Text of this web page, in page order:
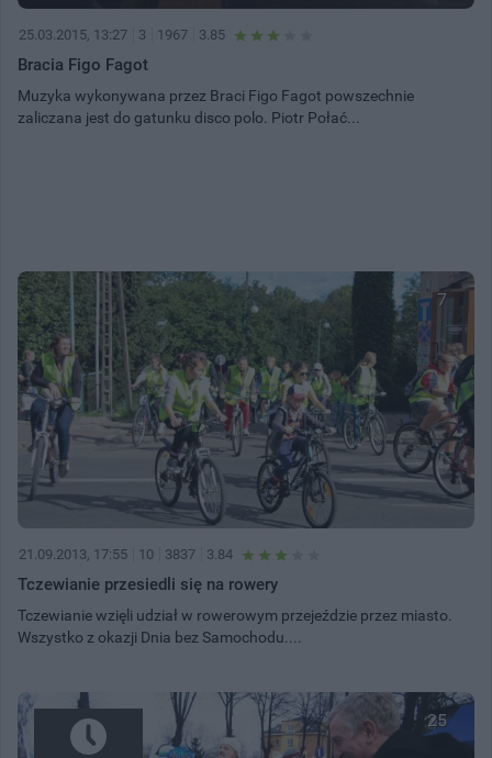
25.03.2015, 13:27 3 1967 3.85
Bracia Figo Fagot
Muzyka wykonywana przez Braci Figo Fagot powszechnie
zaliczana jest do gatunku disco polo. Piotr Połać...
7
21.09.2013, 17:55 10 3837 3.84
Tczewianie przesiedli się na rowery
Tczewianie wzięli udział w rowerowym przejeździe przez miasto.
Wszystko z okazji Dnia bez Samochodu....
25